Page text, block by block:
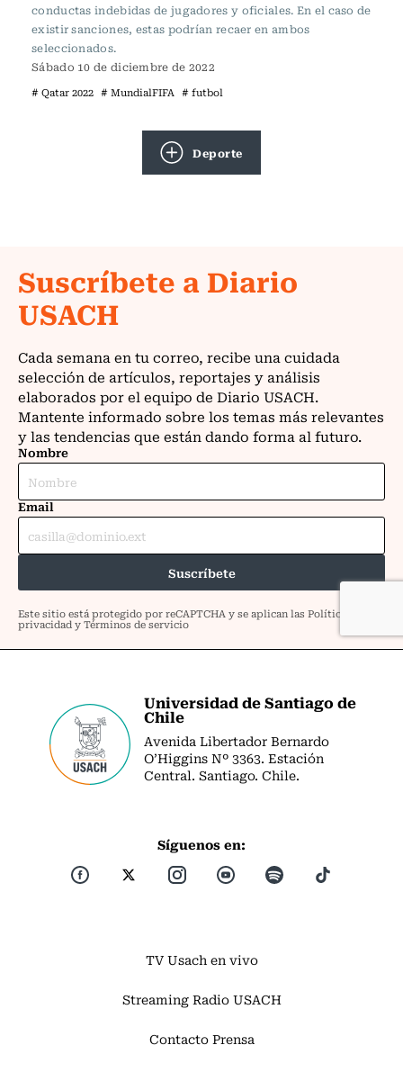
conductas indebidas de jugadores y oficiales. En el caso de
existir sanciones, estas podrían recaer en ambos
seleccionados.
Sábado 10 de diciembre de 2022
# Qatar 2022 # MundialFIFA # futbol
Deporte
Universidad de Santiago de
Chile
Avenida Libertador Bernardo
O’Higgins Nº 3363. Estación
Central. Santiago. Chile.
Síguenos en:
TV Usach en vivo
Streaming Radio USACH
Contacto Prensa